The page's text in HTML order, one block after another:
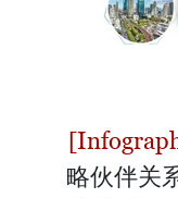
略伙伴关